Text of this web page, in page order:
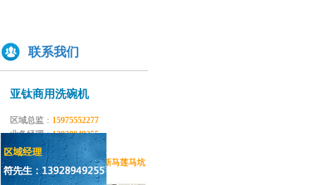
联系我们
亚钛商用洗碗机
区域总监 ： 15975552277
业务经理：13928949255
电话传真：0769-81116850
公司地址
：
东莞市大朗镇新马莲马坑
新区52号B栋